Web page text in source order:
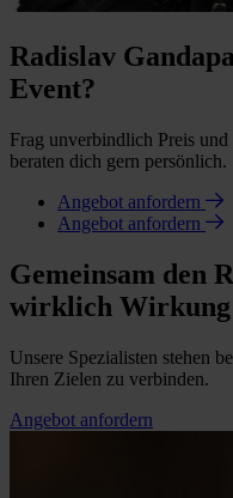
Radislav
Event?
Frag unverbindlich Preis
beraten dich gern persönlich.
Angebot anfordern
Angebot anfordern
Gemeinsam den
wirklich
Unsere Spezialisten stehen
Ihren Zielen zu verbinden.
Angebot anfordern